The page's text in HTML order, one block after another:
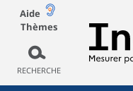
Aide
Thèmes
RECHERCHE